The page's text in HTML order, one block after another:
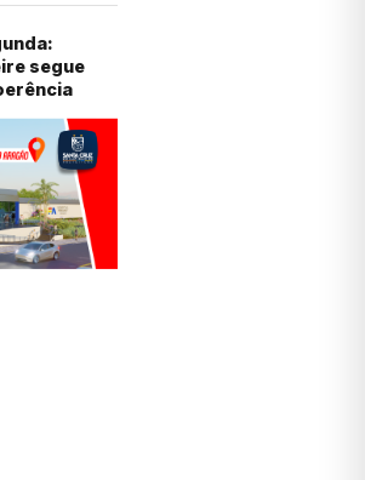
segue